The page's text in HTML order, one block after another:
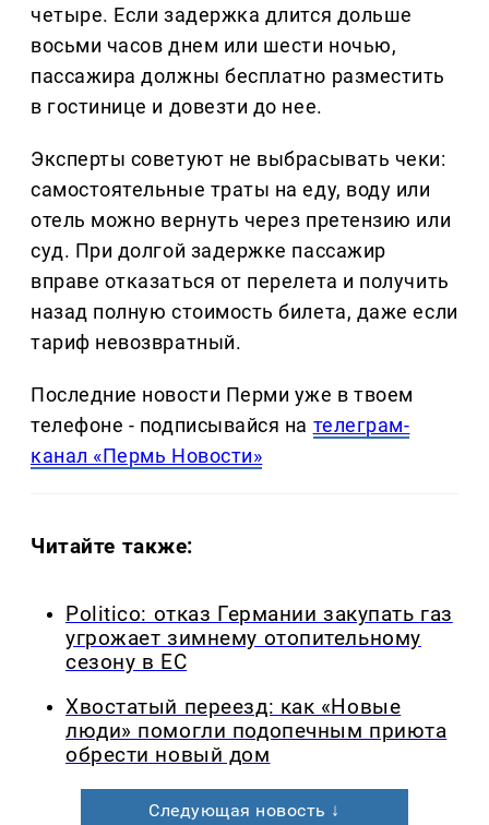
четыре. Если задержка длится дольше
восьми часов днем или шести ночью,
пассажира должны бесплатно разместить
в гостинице и довезти до нее.
Эксперты советуют не выбрасывать чеки:
самостоятельные траты на еду, воду или
отель можно вернуть через претензию или
суд. При долгой задержке пассажир
вправе отказаться от перелета и получить
назад полную стоимость билета, даже если
тариф невозвратный.
Последние новости Перми уже в твоем
телефоне - подписывайся на телеграм-
канал «Пермь Новости»
Читайте также:
Politico: отказ Германии закупать газ
угрожает зимнему отопительному
сезону в ЕС
Хвостатый переезд: как «Новые
люди» помогли подопечным приюта
обрести новый дом
Следующая новость ↓